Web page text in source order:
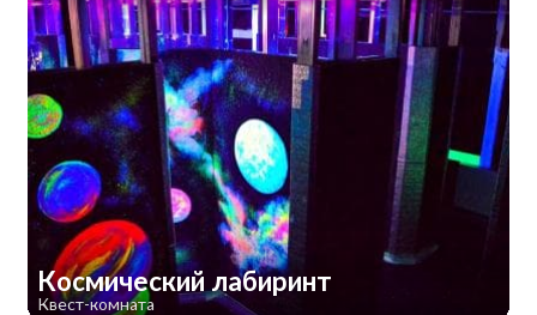
Космический лабиринт
Квест-комната